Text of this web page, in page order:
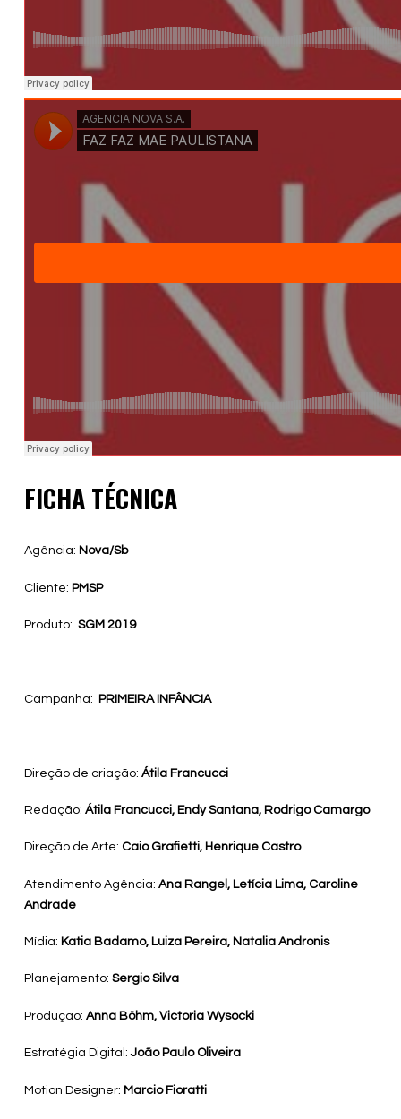
FICHA TÉCNICA
Agência: Nova/Sb
Cliente: PMSP
Produto: SGM 2019
Campanha: PRIMEIRA INFÂNCIA
Direção de criação: Átila Francucci
Redação: Átila Francucci, Endy Santana, Rodrigo Camargo
Direção de Arte: Caio Grafietti, Henrique Castro
Atendimento Agência: Ana Rangel, Letícia Lima, Caroline
Andrade
Mídia: Katia Badamo, Luiza Pereira, Natalia Andronis
Planejamento: Sergio Silva
Produção: Anna Böhm, Victoria Wysocki
Estratégia Digital:João Paulo Oliveira
Motion Designer: Marcio Fioratti